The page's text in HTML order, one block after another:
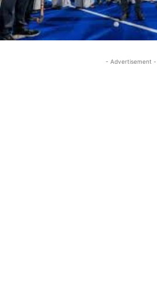
- Advertisement -